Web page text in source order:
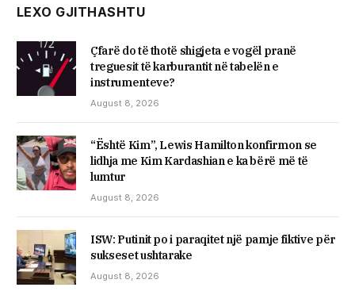
LEXO GJITHASHTU
Çfarë do të thotë shigjeta e vogël pranë
treguesit të karburantit në tabelën e
instrumenteve?
August 8, 2026
“Është Kim”, Lewis Hamilton konfirmon se
lidhja me Kim Kardashian e ka bërë më të
lumtur
August 8, 2026
ISW: Putinit po i paraqitet një pamje fiktive për
sukseset ushtarake
August 8, 2026